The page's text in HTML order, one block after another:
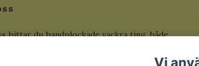
hittar du handplockade vackra ting, både
Här hittar du även unika målningar i ett
Vi